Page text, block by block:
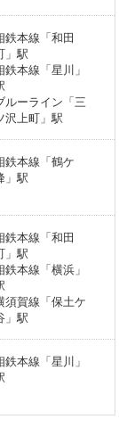
鉄本線「和田
」駅
鉄本線「星川」
ルーライン「三
沢上町」駅
鉄本線「鶴ケ
」駅
鉄本線「和田
」駅
鉄本線「横浜」
須賀線「保土ケ
」駅
鉄本線「星川」